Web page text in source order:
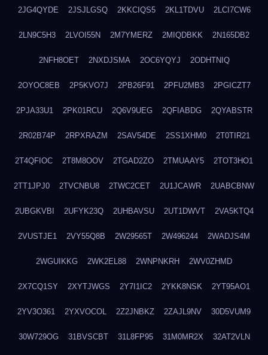
2JG4QYDE 2JSJLGSQ 2KKCIQS5 2KL1TDVU 2LCI7CW6
2LN9C5H3 2LVOI55N 2M7YMERZ 2MIQDBKK 2N165DB2
2NFH8OET 2NXDJSMA 2OC6YQYJ 2ODHTNIQ
2OYOC8EB 2P5KVO7J 2PB26F91 2PFU2MB3 2PGICZT7
2PJA33U1 2PK01RCU 2Q6V9UEG 2QFIABDG 2QYABSTR
2R02B74P 2RPXRAZM 2SAV54DE 2SS1XHM0 2T0TIR21
2T4QFIOC 2T8M8OOV 2TGAD2ZO 2TMUAAY5 2TOT3HO1
2TT1JPJ0 2TVCNBU8 2TWC2CET 2U1JCAWR 2UABCBNW
2UBGKVBI 2UFYK23Q 2UHBAVSU 2UT1DWVT 2VA5KTQ4
2VUSTJE1 2VY55Q8B 2W29565T 2W496244 2WADJS4M
2WGUIKKG 2WK2EL88 2WNPNKRH 2WV0ZHMD
2X7CQ1SY 2XYTJWGS 2Y7I1IC2 2YKK8NSK 2YT95AO1
2YV3O361 2YXVOCOL 2Z2JNBKZ 2ZAJL9NV 30D5VUM9
30W729OG 31BVSCBT 31L8FP95 31M0MR2X 32AT2VLN